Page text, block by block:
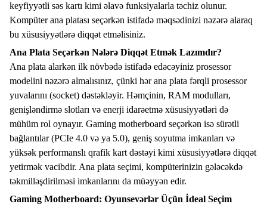
keyfiyyətli səs kartı kimi əlavə funksiyalarla təchiz olunur.
Kompüter ana platası seçərkən istifadə məqsədinizi nəzərə alaraq
bu xüsusiyyətlərə diqqət etməlisiniz.
Ana Plata Seçərkən Nələrə Diqqət Etmək Lazımdır?
Ana plata alarkən ilk növbədə istifadə edəcəyiniz prosessor
modelini nəzərə almalısınız, çünki hər ana plata fərqli prosessor
yuvalarını (socket) dəstəkləyir. Həmçinin, RAM modulları,
genişləndirmə slotları və enerji idarəetmə xüsusiyyətləri də
mühüm rol oynayır. Gaming motherboard seçərkən isə sürətli
bağlantılar (PCIe 4.0 və ya 5.0), geniş soyutma imkanları və
yüksək performanslı qrafik kart dəstəyi kimi xüsusiyyətlərə diqqət
yetirmək vacibdir. Ana plata seçimi, kompüterinizin gələcəkdə
təkmilləşdirilməsi imkanlarını da müəyyən edir.
Gaming Motherboard: Oyunsevərlər Üçün İdeal Seçim